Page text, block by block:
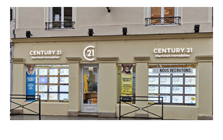
CENTURY 21 Martinot Immobilier
1 rue de la Cordonnerie
PROVINS - 77160
Envoyer un message
Téléphoner à l'agence